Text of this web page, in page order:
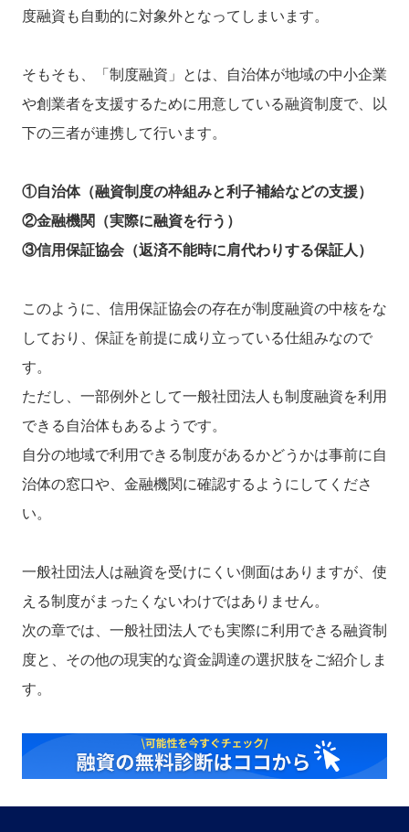
度融資も自動的に対象外となってしまいます。
そもそも、「制度融資」とは、自治体が地域の中小企業
や創業者を支援するために用意している融資制度で、以
下の三者が連携して行います。
①自治体（融資制度の枠組みと利子補給などの支援）
②金融機関（実際に融資を行う）
③信用保証協会（返済不能時に肩代わりする保証人）
このように、信用保証協会の存在が制度融資の中核をな
しており、保証を前提に成り立っている仕組みなので
す。
ただし、一部例外として一般社団法人も制度融資を利用
できる自治体もあるようです。
自分の地域で利用できる制度があるかどうかは事前に自
治体の窓口や、金融機関に確認するようにしてくださ
い。
一般社団法人は融資を受けにくい側面はありますが、使
える制度がまったくないわけではありません。
次の章では、一般社団法人でも実際に利用できる融資制
度と、その他の現実的な資金調達の選択肢をご紹介しま
す。